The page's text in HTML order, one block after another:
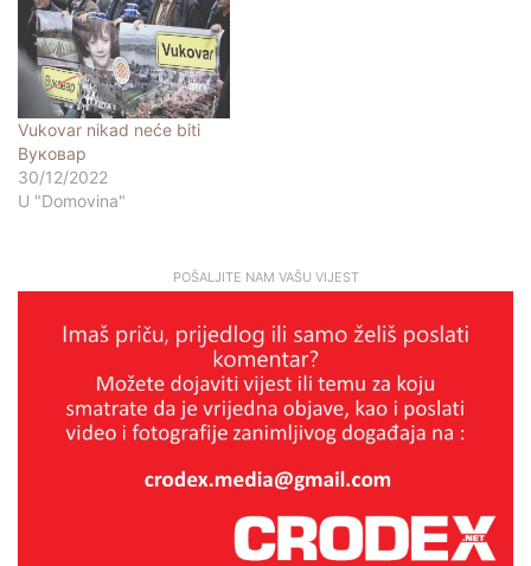
Vukovar nikad neće biti
Вуковар
30/12/2022
U "Domovina"
POŠALJITE NAM VAŠU VIJEST